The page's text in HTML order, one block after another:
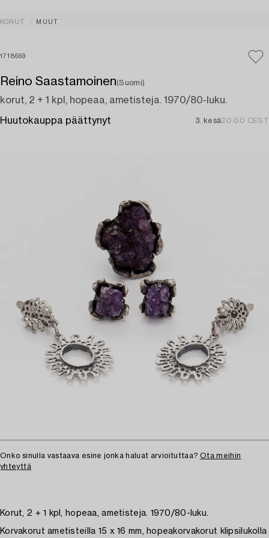
KORUT MUUT
1718669
Reino Saastamoinen(Suomi)
korut, 2 + 1 kpl, hopeaa, ametisteja. 1970/80-luku.
Huutokauppa päättynyt 3. kesä20:00 CEST
Onko sinulla vastaava esine jonka haluat arvioituttaa? Ota meihin
yhteyttä
Korut, 2 + 1 kpl, hopeaa, ametisteja. 1970/80-luku.
Korvakorut ametisteilla 15 x 16 mm, hopeakorvakorut klipsilukolla